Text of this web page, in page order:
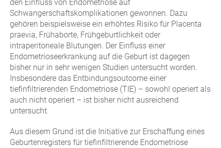
den Einfluss von Endometriose auf
Schwangerschaftskomplikationen gewonnen. Dazu
gehören beispielsweise ein erhöhtes Risiko für Placenta
praevia, Frühaborte, Frühgeburtlichkeit oder
intraperitoneale Blutungen. Der Einfluss einer
Endometrioseerkrankung auf die Geburt ist dagegen
bisher nur in sehr wenigen Studien untersucht worden.
Insbesondere das Entbindungsoutcome einer
tiefinfiltrierenden Endometriose (TIE) – sowohl operiert als
auch nicht operiert – ist bisher nicht ausreichend
untersucht.
Aus diesem Grund ist die Initiative zur Erschaffung eines
Geburtenregisters für tiefinfiltrierende Endometriose